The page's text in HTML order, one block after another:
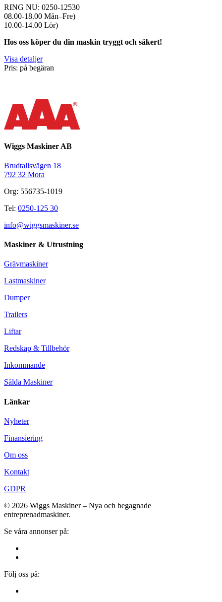
RING NU: 0250-12530
08.00-18.00 Mån–Fre)
10.00-14.00 Lör)
Hos oss köper du din maskin tryggt och säkert!
Visa detaljer
Pris: på begäran
Wiggs Maskiner AB
Brudtallsvägen 18
792 32 Mora
Org: 556735-1019
Tel: 0250-125 30
info@wiggsmaskiner.se
Maskiner & Utrustning
Grävmaskiner
Lastmaskiner
Dumper
Trailers
Liftar
Redskap & Tillbehör
Inkommande
Sålda Maskiner
Länkar
Nyheter
Finansiering
Om oss
Kontakt
GDPR
© 2026 Wiggs Maskiner – Nya och begagnade
entreprenadmaskiner.
Se våra annonser på:
Följ oss på: